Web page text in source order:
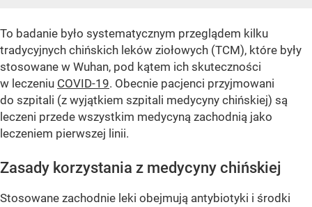
To badanie było systematycznym przeglądem kilku
tradycyjnych chińskich leków ziołowych (TCM), które były
stosowane w Wuhan, pod kątem ich skuteczności
w leczeniu COVID-19. Obecnie pacjenci przyjmowani
do szpitali (z wyjątkiem szpitali medycyny chińskiej) są
leczeni przede wszystkim medycyną zachodnią jako
leczeniem pierwszej linii.
Zasady korzystania z medycyny chińskiej
Stosowane zachodnie leki obejmują antybiotyki i środki